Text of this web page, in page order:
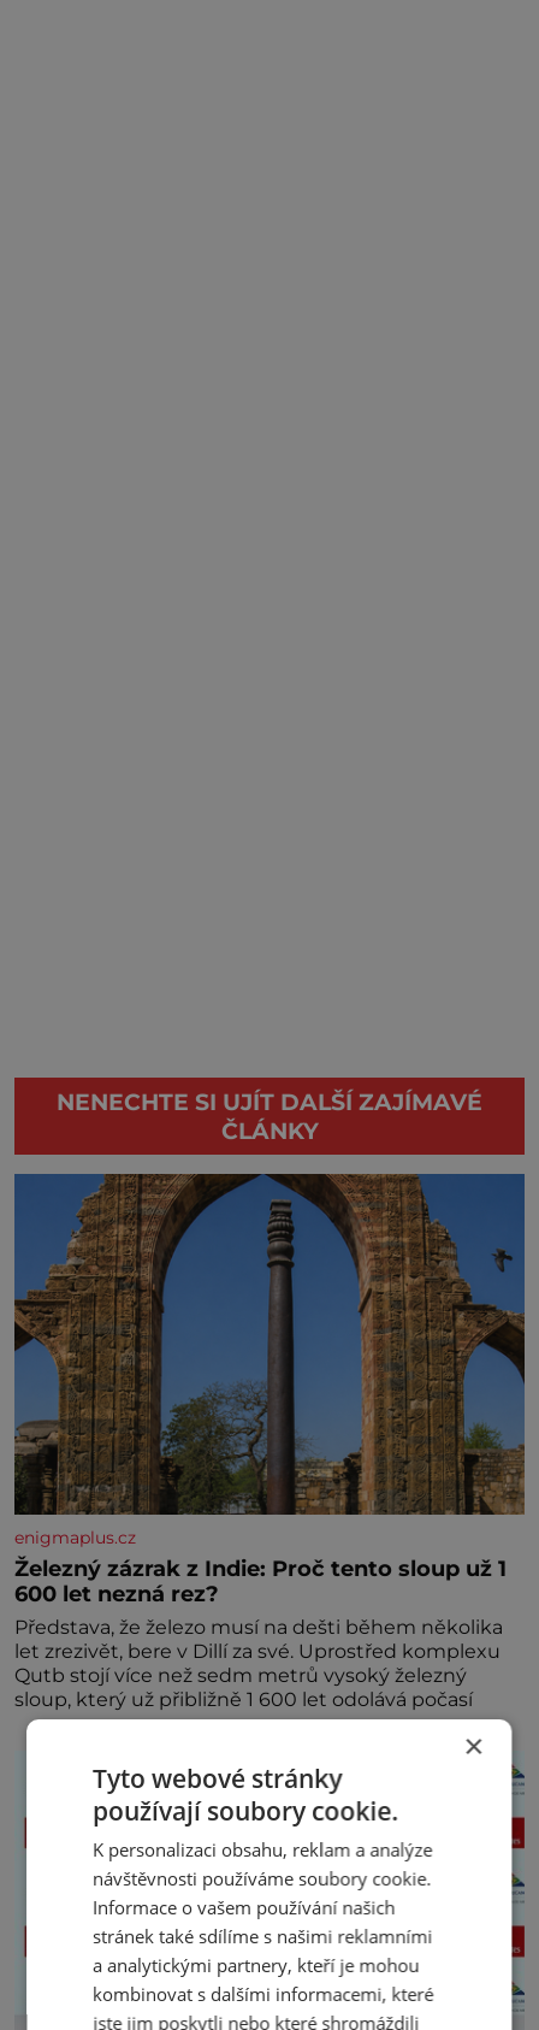
NENECHTE SI UJÍT DALŠÍ ZAJÍMAVÉ
ČLÁNKY
enigmaplus.cz
Železný zázrak z Indie: Proč tento sloup už 1
600 let nezná rez?
Představa, že železo musí na dešti během několika
let zrezivět, bere v Dillí za své. Uprostřed komplexu
Qutb stojí více než sedm metrů vysoký železný
sloup, který už přibližně 1 600 let odolává počasí
×
Tyto webové stránky
používají soubory cookie.
K personalizaci obsahu, reklam a analýze
návštěvnosti používáme soubory cookie.
Informace o vašem používání našich
stránek také sdílíme s našimi reklamními
a analytickými partnery, kteří je mohou
kombinovat s dalšími informacemi, které
jste jim poskytli nebo které shromáždili